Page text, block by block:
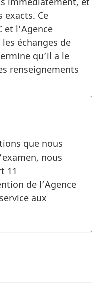
exacts. Ce
et l’Agence
échanges de
qu’il a le
renseignements
que nous
nous
11
de l’Agence
aux